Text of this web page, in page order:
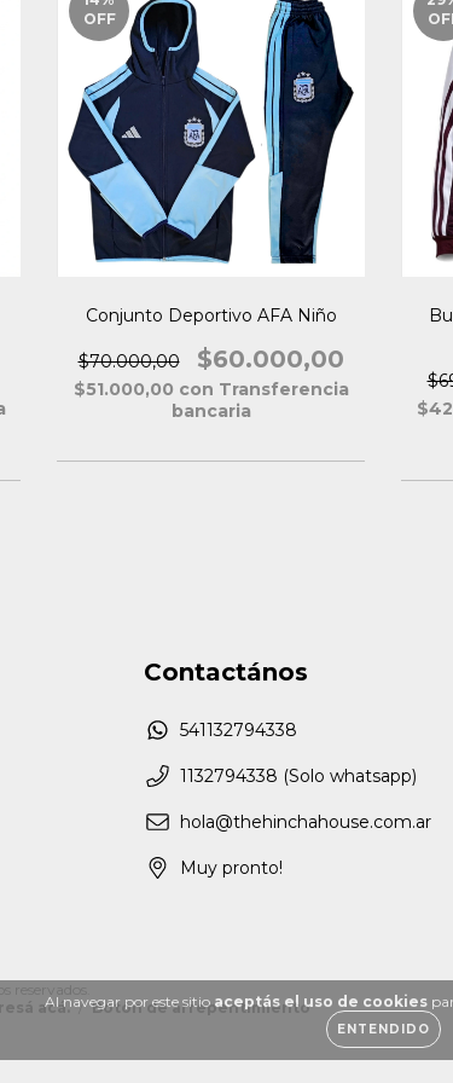
Al navegar por este sitio aceptás el uso de cookies
ENTENDIDO
OFF
Conjunto Deportivo AFA Niño
$70.000,00 $60.000,00
$51.000,00 con Transferencia
bancaria
Contactános
541132794338
1132794338 (Solo whatsapp)
hola@thehinchahouse.com.ar
Muy pronto!
reservados.
acá. / Botón de arrepentimiento